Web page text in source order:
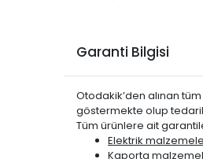
Garanti Bilgisi
Otodakik’den alınan
göstermekte olup
Tüm ürünlere ait
Elektrik
Kaporta